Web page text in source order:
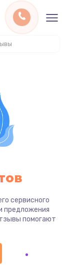
сервисного
предложения
помогают